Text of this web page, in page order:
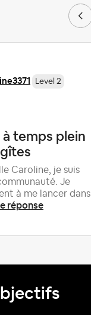
Level 2
temps plein
Caroline, je suis
Je
à me lancer dans
réponse